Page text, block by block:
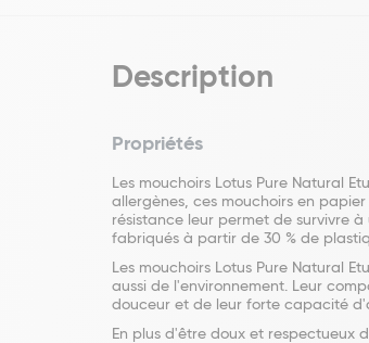
Description
Propriétés
Les mouchoirs Lotus Pure Natural
allergènes, ces mouchoirs en
résistance leur permet de survivre
fabriqués à partir de 30 % de
Les mouchoirs Lotus Pure Natural
aussi de l'environnement. Leur
douceur et de leur forte capacité
En plus d'être doux et respectueux